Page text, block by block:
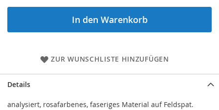
In den Warenkorb
ZUR WUNSCHLISTE HINZUFÜGEN
Details
analysiert, rosafarbenes, faseriges Material auf Feldspat.